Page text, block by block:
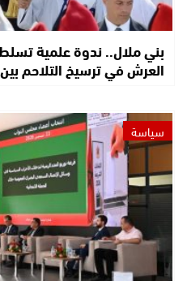
بني ملال.. ندوة علمية
العرش في ترسيخ التلاحم
سياسة